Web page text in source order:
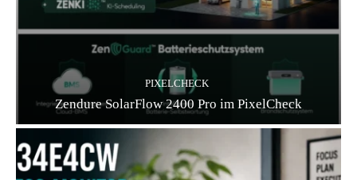
PIXELCHECK
Zendure SolarFlow 2400 Pro im PixelCheck